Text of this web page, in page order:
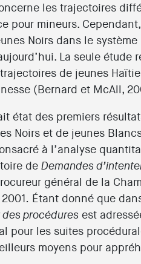
les trajectoires
pour mineurs.
Noirs dans le
La seule
de jeunes
(Bernard et McAll,
état des premiers
Noirs et de jeunes
à l’analyse
de Demandes
général de la
. Étant donné que
des procédures est
pour les suites
moyens pour